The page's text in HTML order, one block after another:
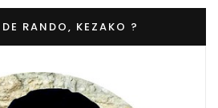
RANDO, KEZAKO ?